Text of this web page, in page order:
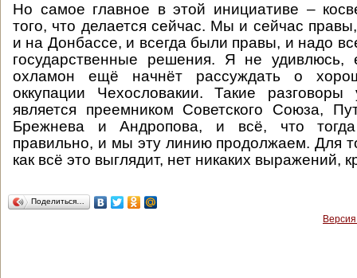
Но самое главное в этой инициативе –
того, что делается сейчас. Мы и сейчас
и на Донбассе, и всегда были правы, и надо
государственные решения. Я не удивлюсь,
охламон ещё начнёт рассуждать о
оккупации Чехословакии. Такие
является преемником Советского Союза,
Брежнева и Андропова, и всё, что
правильно, и мы эту линию продолжаем. Для
как всё это выглядит, нет никаких выражений,
Поделиться…